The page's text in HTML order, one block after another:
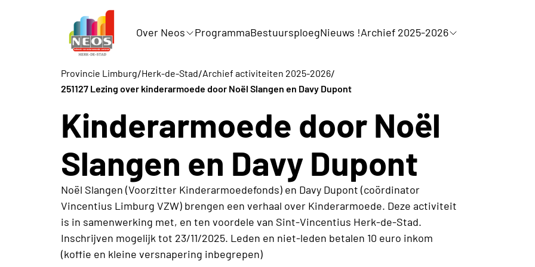
Over Neos ProgrammaBestuursploegNieuws !Archief 2025-2026
Provincie Limburg/Herk-de-Stad/Archief activiteiten 2025-2026/
251127 Lezing over kinderarmoede door Noël Slangen en Davy Dupont
Kinderarmoede door Noël
Slangen en Davy Dupont
Noël Slangen (Voorzitter Kinderarmoedefonds) en Davy Dupont (coördinator
Vincentius Limburg VZW) brengen een verhaal over Kinderarmoede. Deze activiteit
is in samenwerking met, en ten voordele van Sint-Vincentius Herk-de-Stad.
Inschrijven mogelijk tot 23/11/2025. Leden en niet-leden betalen 10 euro inkom
(koffie en kleine versnapering inbegrepen)